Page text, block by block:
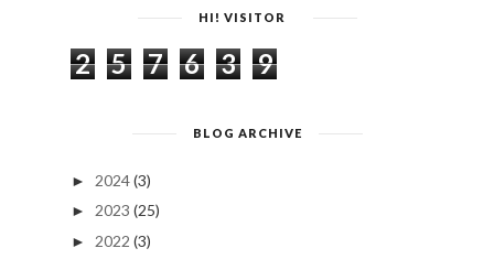
HI! VISITOR
2 5 7 6 3 9
BLOG ARCHIVE
► 2024(3)
► 2023 (25)
► 2022 (3)